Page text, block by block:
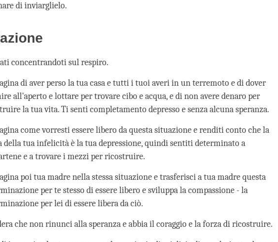
di inviarglielo.
concentrandoti sul respiro.
di aver perso la tua casa e tutti i tuoi averi in un terremoto e di dover
all'aperto e lottare per trovare cibo e acqua, e di non avere denaro per
la tua vita. Ti senti completamento depresso e senza alcuna speranza.
come vorresti essere libero da questa situazione e renditi conto che la
della tua infelicità è la tua depressione, quindi sentiti determinato a
e a trovare i mezzi per ricostruire.
poi tua madre nella stessa situazione e trasferisci a tua madre questa
per te stesso di essere libero e sviluppa la compassione - la
per lei di essere libera da ciò.
che non rinunci alla speranza e abbia il coraggio e la forza di ricostruire.